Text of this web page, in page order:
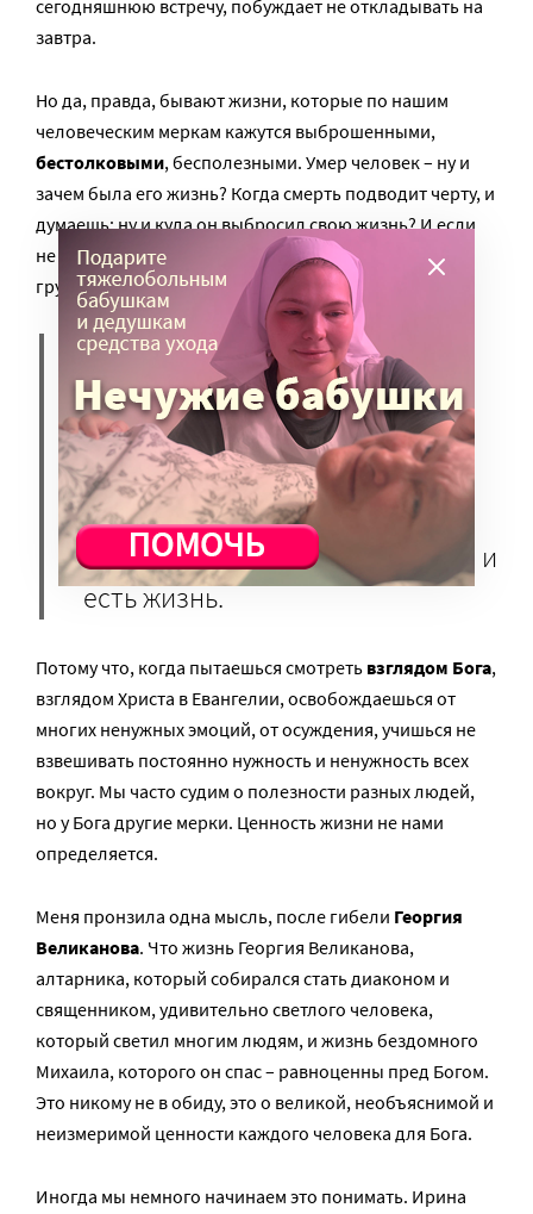
сегодняшнюю встречу, побуждает не откладывать на
завтра.
Но да, правда, бывают жизни, которые по нашим
человеческим меркам кажутся выброшенными,
бестолковыми, бесполезными. Умер человек – ну и
зачем была его жизнь? Когда смерть подводит черту, и
думаешь: ну и куда он выбросил свою жизнь? И если
не отвернуться равнодушно, то это пронзительно
грустно.
Но еслисмотреть взглядом
любви, то что-то обязательно
останется: рассказанная
история, доброе слово, крик
отчаяния, улыбка, какие-то
кусочки человечности, которые и
есть жизнь.
Потому что, когда пытаешься смотреть взглядом Бога,
взглядом Христа в Евангелии, освобождаешься от
многих ненужных эмоций, от осуждения, учишься не
взвешивать постоянно нужность и ненужность всех
вокруг. Мы часто судим о полезности разных людей,
но у Бога другие мерки. Ценность жизни не нами
определяется.
Меня пронзила одна мысль, после гибели Георгия
Великанова. Что жизнь Георгия Великанова,
алтарника, который собирался стать диаконом и
священником, удивительно светлого человека,
который светил многим людям, и жизнь бездомного
Михаила, которого он спас – равноценны пред Богом.
Это никому не в обиду, это о великой, необъяснимой и
неизмеримой ценности каждого человека для Бога.
Иногда мы немного начинаем это понимать. Ирина